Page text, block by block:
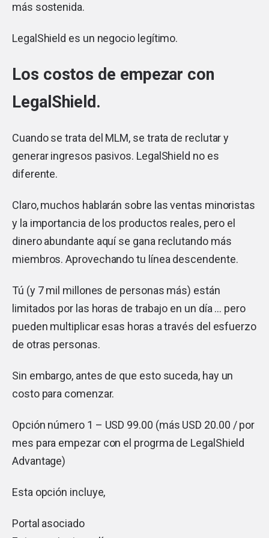
más sostenida.
LegalShield es un negocio legítimo.
Los costos de empezar con
LegalShield.
Cuando se trata del MLM, se trata de reclutar y
generar ingresos pasivos. LegalShield no es
diferente.
Claro, muchos hablarán sobre las ventas minoristas
y la importancia de los productos reales, pero el
dinero abundante aquí se gana reclutando más
miembros. Aprovechando tu línea descendente.
Tú (y 7 mil millones de personas más) están
limitados por las horas de trabajo en un día … pero
pueden multiplicar esas horas a través del esfuerzo
de otras personas.
Sin embargo, antes de que esto suceda, hay un
costo para comenzar.
Opción número 1 – USD 99.00 (más USD 20.00 / por
mes para empezar con el progrma de LegalShield
Advantage)
Esta opción incluye,
Portal asociado